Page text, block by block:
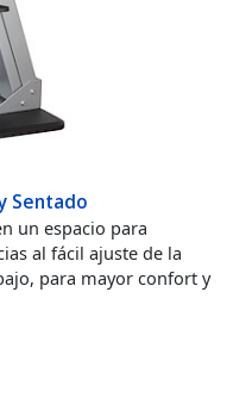
Sentado
un espacio para
al fácil ajuste de la
para mayor confort y